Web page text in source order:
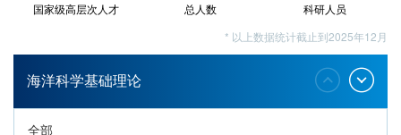
国家级高层次人才 总人数
科研人员
* 以上数据统计截止到2025年12月
海洋科学基础理论
全部